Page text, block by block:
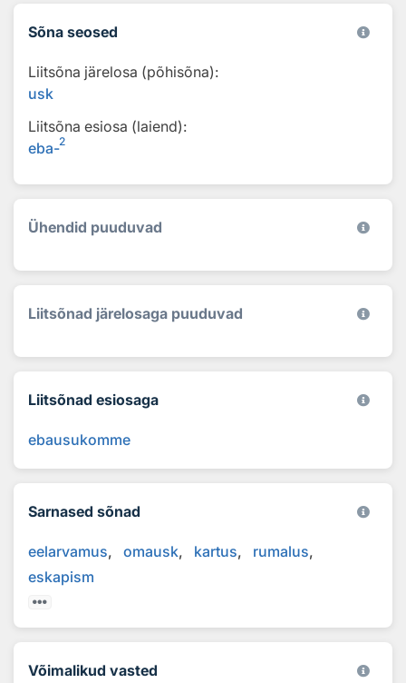
Sõna seosed
Liitsõna järelosa (põhisõna):
usk
Liitsõna esiosa (laiend):
eba-2
Ühendid puuduvad
Liitsõnad järelosaga puuduvad
Liitsõnad esiosaga
ebausukomme
Sarnased sõnad
eelarvamus omausk kartus
rumalus
eskapism
Võimalikud vasted